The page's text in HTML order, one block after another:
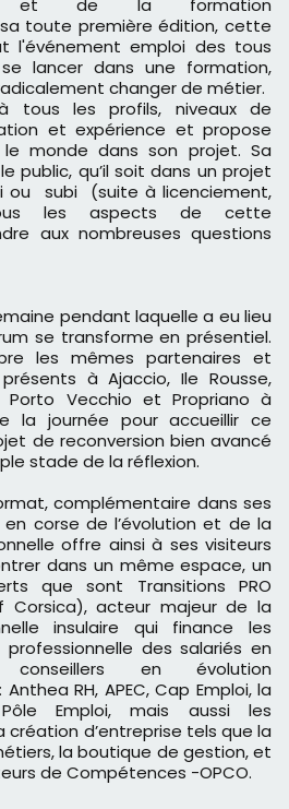
toute première édition, cette
l'événement emploi des tous
lancer dans une formation,
changer de métier.
tous les profils, niveaux de
et expérience et propose
monde dans son projet. Sa
public, qu’il soit dans un projet
ou subi (suite à licenciement,
les aspects de cette
aux nombreuses questions
pendant laquelle a eu lieu
se transforme en présentiel.
les mêmes partenaires et
à Ajaccio, Ile Rousse,
Porto Vecchio et Propriano à
la journée pour accueillir ce
de reconversion bien avancé
stade de la réflexion.
complémentaire dans ses
en corse de l’évolution et de la
offre ainsi à ses visiteurs
dans un même espace, un
que sont Transitions PRO
Corsica), acteur majeur de la
insulaire qui finance les
des salariés en
conseillers en évolution
RH, APEC, Cap Emploi, la
Emploi, mais aussi les
d’entreprise tels que la
la boutique de gestion, et
de Compétences -OPCO.